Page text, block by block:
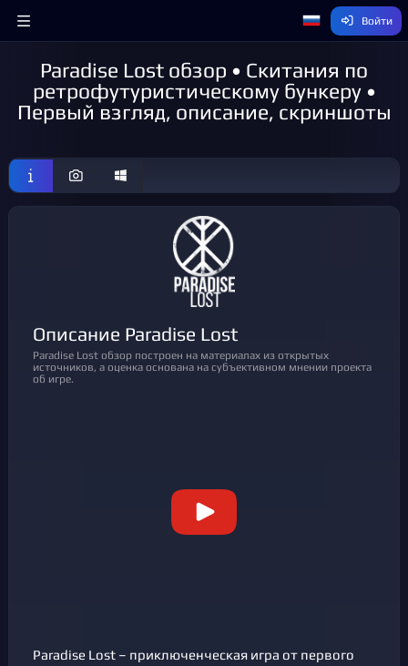
Войти
Paradise Lost обзор • Скитания по
ретрофутуристическому бункеру •
Первый взгляд, описание, скриншоты
Описание Paradise Lost
Paradise Lost обзор построен на материалах из открытых
источников, а оценка основана на субъективном мнении проекта
об игре.
Paradise Lost – приключенческая игра от первого